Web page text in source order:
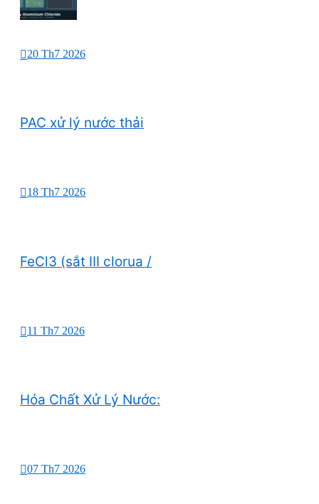
20 Th7 2026
PAC xử lý nước thải
18 Th7 2026
FeCl3 (sắt III clorua /
11 Th7 2026
Hóa Chất Xử Lý Nước:
07 Th7 2026